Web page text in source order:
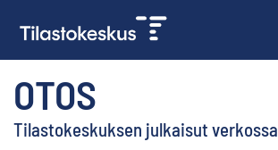
OTOS
Tilastokeskuksen julkaisut verkossa